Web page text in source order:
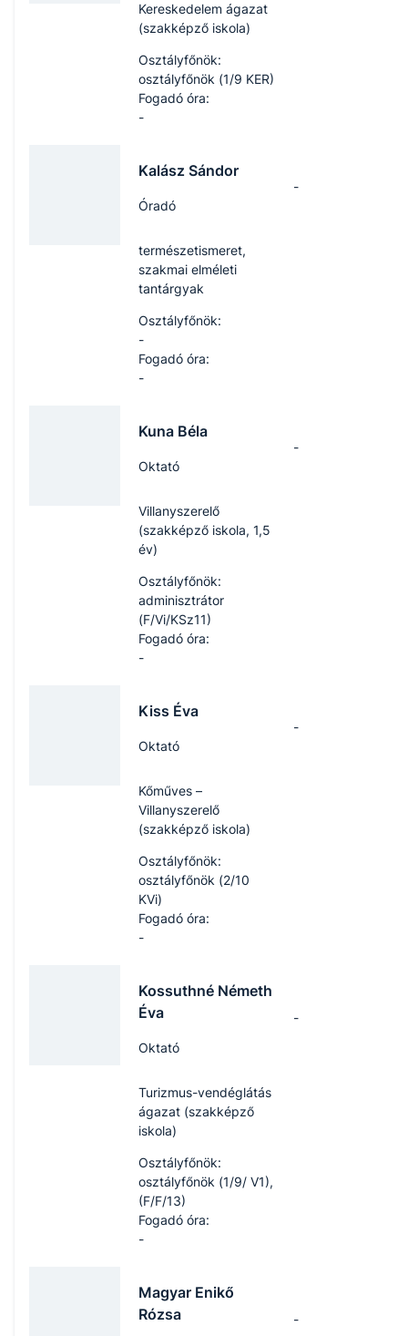
Kereskedelem ágazat
(szakképző iskola)
Osztályfőnök:
osztályfőnök (1/9 KER)
Fogadó óra:
-
Kalász Sándor
Óradó
természetismeret,
szakmai elméleti
tantárgyak
-
Osztályfőnök:
-
Fogadó óra:
-
Kuna Béla
Oktató
Villanyszerelő
(szakképző iskola, 1,5
év)
-
Osztályfőnök:
adminisztrátor
(F/Vi/KSz11)
Fogadó óra:
-
Kiss Éva
Oktató
Kőműves –
Villanyszerelő
(szakképző iskola)
-
Osztályfőnök:
osztályfőnök (2/10
KVi)
Fogadó óra:
-
Kossuthné Németh
Éva
Oktató
Turizmus-vendéglátás
ágazat (szakképző
iskola)
-
Osztályfőnök:
osztályfőnök (1/9/ V1),
(F/F/13)
Fogadó óra:
-
Magyar Enikő
Rózsa
-